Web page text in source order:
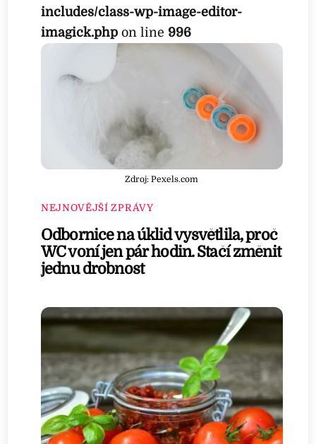
includes/class-wp-image-editor-
imagick.php on line 996
Zdroj: Pexels.com
NEJNOVĚJŠÍ ZPRÁVY
Odbornice na úklid vysvětlila, proč
WC voní jen pár hodin. Stačí změnit
jednu drobnost